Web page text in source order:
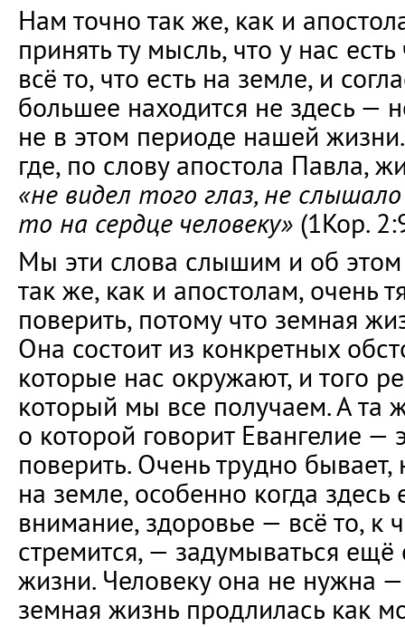
Нам точно так же, как и
принять ту мысль, что у нас
всё то, что есть на земле, и
большее находится не здесь —
не в этом периоде нашей
где, по слову апостола Павла,
«не видел того глаз, не
то на сердце человеку» (1Кор.
Мы эти слова слышим и об
так же, как и апостолам, очень
поверить, потому что земная
Она состоит из конкретных
которые нас окружают, и того
который мы все получаем. А та
о которой говорит Евангелие —
поверить. Очень трудно бывает,
на земле, особенно когда здесь
внимание, здоровье — всё то, к
стремится, — задумываться ещё
жизни. Человеку она не нужна
земная жизнь продлилась как